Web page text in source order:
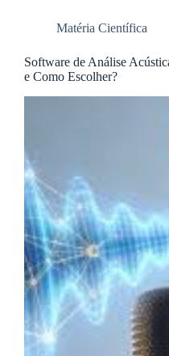
Matéria Científica
Software de Análise
e Como Escolher?